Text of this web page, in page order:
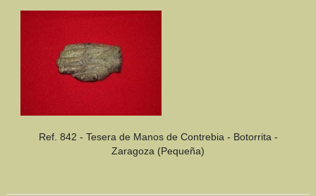
Ref. 842 - Tesera de Manos de Contrebia - Botorrita -
Zaragoza (Pequeña)